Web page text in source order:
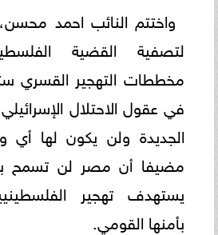
واختتم النائب احمد
لتصفية القضية
مخططات التهجير القسري
في عقول الاحتلال الإسرائيلي
الجديدة ولن يكون لها أي
مضيفا أن مصر لن تسمح
يستهدف تهجير
بأمنها القومي.